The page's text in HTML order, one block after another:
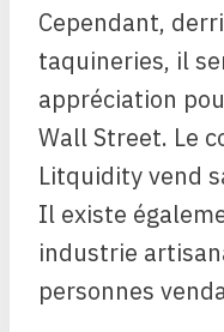
Cependant,
taquineries, il
appréciation
Wall Street. Le
Litquidity vend
Il existe
industrie
personnes